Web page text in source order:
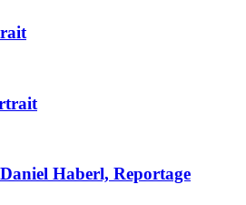
Haberl, Reportage